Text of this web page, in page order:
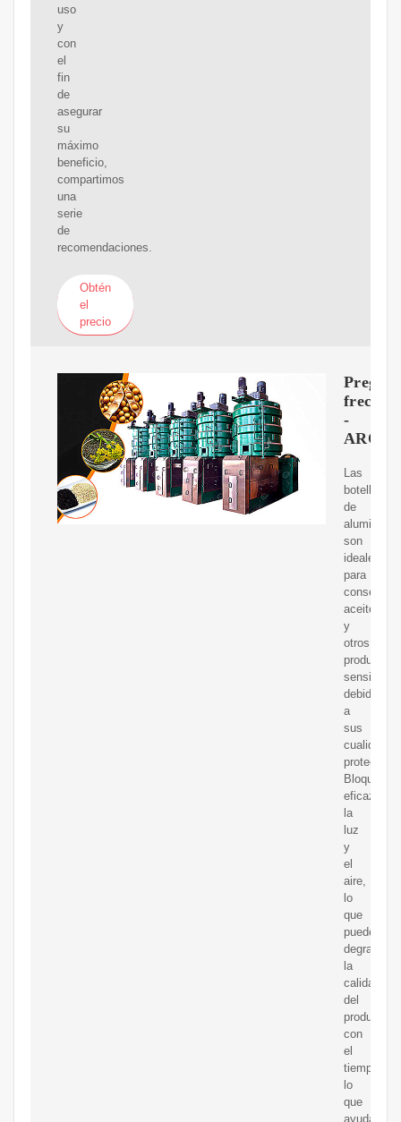
uso
y
con
el
fin
de
asegurar
su
máximo
beneficio,
compartimos
una
serie
de
recomendaciones.
Obtén
el
precio
-
Las
botellas
de
aluminio
son
ideales
para
conservar
aceites
y
otros
productos
sensibles
debido
a
sus
cualidades
Bloquean
la
luz
y
el
aire,
lo
que
puede
degradar
la
calidad
del
producto
con
el
tiempo,
lo
que
ayuda